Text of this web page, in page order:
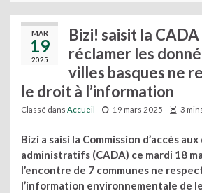
MAR
19
2025
Bizi! saisit la
réclamer les
villes basques ne
le droit à l’information
Classé dans Accueil 19 mars 2025 3
Bizi a saisi la Commission d’accès
administratifs (CADA) ce mardi 18
l’encontre de 7 communes ne
l’information environnementale de